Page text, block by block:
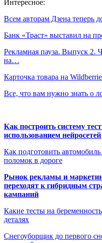
Интересное:
Всем авторам Дзена теперь
Банк «Траст» выставил на
Рекламная пауза. Выпуск 2.
на…
Карточка товара на
Все, что вам нужно знать о
Как построить систему
использованием нейросетей
Как подготовить
поломок в дороге
Рынок рекламы и
переходят к гибридным
кампаний
Какие тесты на
деталях
Снегоуборщик до первого